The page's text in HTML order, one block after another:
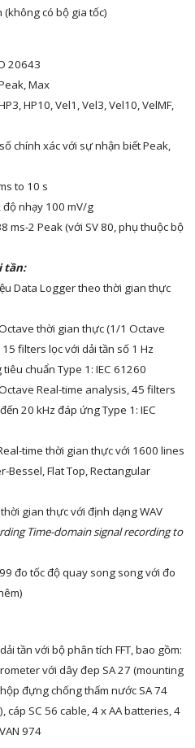
có bộ gia tốc)
20643
Max
HP10, Vel1, Vel3, Vel10, VelMF,
chính xác với sự nhận biết Peak,
to 10 s
độ nhạy 100 mV/g
ms-2 Peak (với SV 80, phụ thuộc bộ
tần:
Data Logger theo thời gian thực
thời gian thực (1/1 Octave
filters lọc với dải tần số 1 Hz
chuẩn Type 1: IEC 61260
Real-time analysis, 45 filters
20 kHz đáp ứng Type 1: IEC
time thời gian thực với 1600 lines
Bessel, Flat Top, Rectangular
gian thực với định dạng WAV
Time-domain signal recording to
đo tốc độ quay song song với đo
tần với bộ phân tích FFT, bao gồm:
với dây đep SA 27 (mounting
đựng chống thấm nước SA 74
SC 56 cable, 4 x AA batteries, 4
974